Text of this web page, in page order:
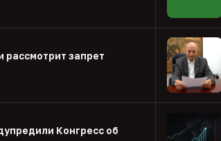
рассмотрит запрет
Конгресс об